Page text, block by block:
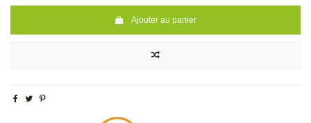
Ajouter au panier